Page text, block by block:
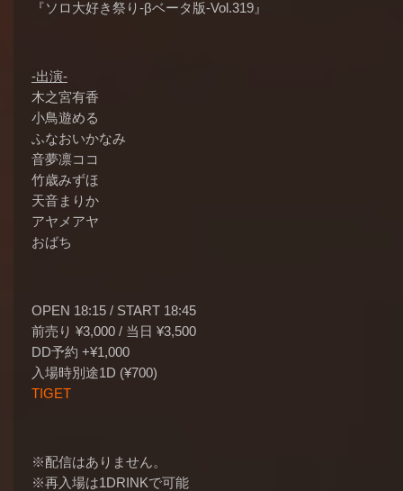
『ソロ大好き祭り-βベータ版-Vol.319』
-出演-
木之宮有香
小鳥遊める
ふなおいかなみ
音夢凛ココ
竹歳みずほ
天音まりか
アヤメアヤ
おばち
OPEN 18:15 / START 18:45
前売り ¥3,000 / 当日 ¥3,500
DD予約 +¥1,000
入場時別途1D (¥700)
TIGET
※配信はありません。
※再入場は1DRINKで可能